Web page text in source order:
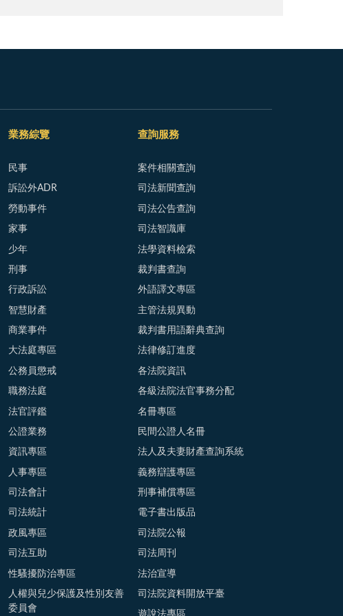
業務綜覽
民事
訴訟外ADR
勞動事件
家事
少年
刑事
行政訴訟
智慧財產
商業事件
大法庭專區
公務員懲戒
職務法庭
法官評鑑
公證業務
資訊專區
人事專區
司法會計
司法統計
政風專區
司法互助
性騷擾防治專區
人權與兒少保護及性別友善
委員會
查詢服務
案件相關查詢
司法新聞查詢
司法公告查詢
司法智識庫
法學資料檢索
裁判書查詢
外語譯文專區
主管法規異動
裁判書用語辭典查詢
法律修訂進度
各法院資訊
各級法院法官事務分配
名冊專區
民間公證人名冊
法人及夫妻財產查詢系統
義務辯護專區
刑事補償專區
電子書出版品
司法院公報
司法周刊
法治宣導
司法院資料開放平臺